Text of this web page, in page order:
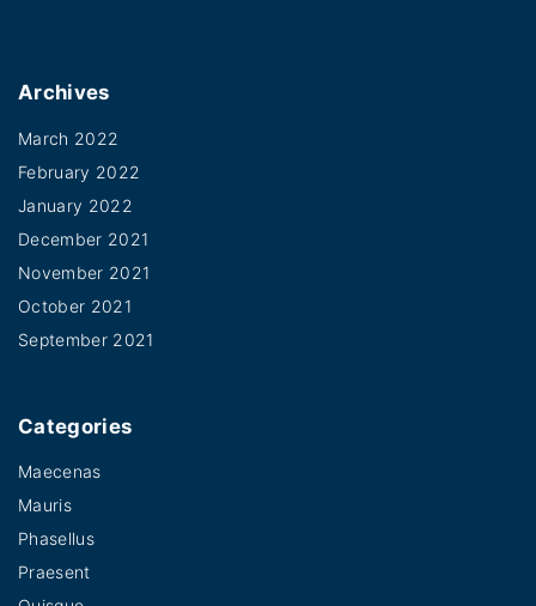
Archives
March 2022
February 2022
January 2022
December 2021
November 2021
October 2021
September 2021
Categories
Maecenas
Mauris
Phasellus
Praesent